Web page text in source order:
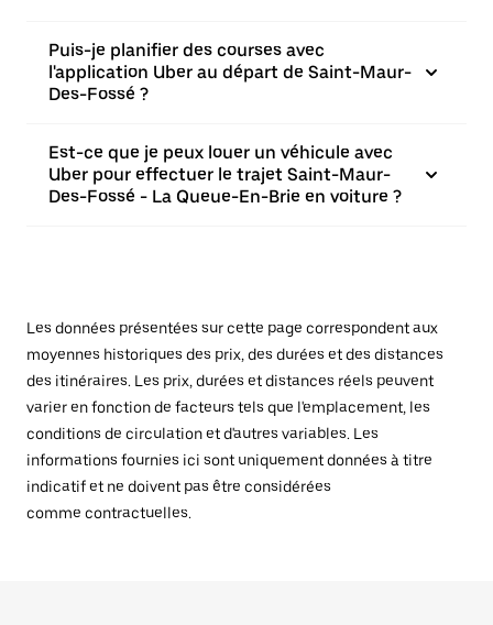
Puis-je planifier des courses avec
l'application Uber au départ de Saint-Maur-
Des-Fossé ?
Est-ce que je peux louer un véhicule avec
Uber pour effectuer le trajet Saint-Maur-
Des-Fossé - La Queue-En-Brie en voiture ?
Les données présentées sur cette page correspondent aux
moyennes historiques des prix, des durées et des distances
des itinéraires. Les prix, durées et distances réels peuvent
varier en fonction de facteurs tels que l'emplacement, les
conditions de circulation et d'autres variables. Les
informations fournies ici sont uniquement données à titre
indicatif et ne doivent pas être considérées
comme contractuelles.